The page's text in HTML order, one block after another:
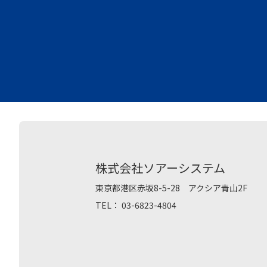
株式会社ソアーシステム
東京都港区赤坂8-5-28 アクシア青山2F
TEL： 03-6823-4804